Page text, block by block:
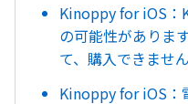
Kinoppy for iOS：
の可能性がありま
て、購入できません
Kinoppy for iOS：